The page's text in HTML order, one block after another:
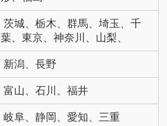
茨城、栃木、群馬、埼玉、千
葉、東京、神奈川、山梨、
新潟、長野
富山、石川、福井
岐阜、静岡、愛知、三重